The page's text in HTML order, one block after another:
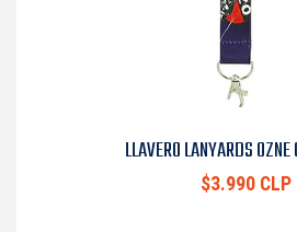
LLAVERO LANYARDS
$3.990 CLP